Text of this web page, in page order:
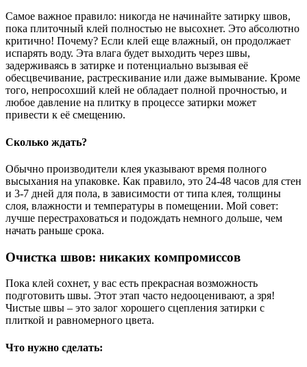
Самое важное правило: никогда не начинайте затирку швов,
пока плиточный клей полностью не высохнет. Это абсолютно
критично! Почему? Если клей еще влажный, он продолжает
испарять воду. Эта влага будет выходить через швы,
задерживаясь в затирке и потенциально вызывая её
обесцвечивание, растрескивание или даже вымывание. Кроме
того, непросохший клей не обладает полной прочностью, и
любое давление на плитку в процессе затирки может
привести к её смещению.
Сколько ждать?
Обычно производители клея указывают время полного
высыхания на упаковке. Как правило, это 24-48 часов для стен
и 3-7 дней для пола, в зависимости от типа клея, толщины
слоя, влажности и температуры в помещении. Мой совет:
лучше перестраховаться и подождать немного дольше, чем
начать раньше срока.
Очистка швов: никаких компромиссов
Пока клей сохнет, у вас есть прекрасная возможность
подготовить швы. Этот этап часто недооценивают, а зря!
Чистые швы – это залог хорошего сцепления затирки с
плиткой и равномерного цвета.
Что нужно сделать: